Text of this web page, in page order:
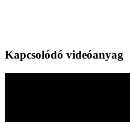
Kapcsolódó videóanyag